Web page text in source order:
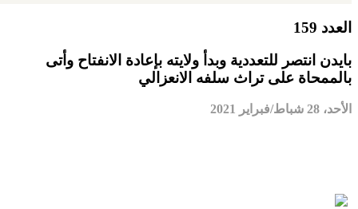
العدد 159
بايدن انتصر للتعددية وبدأ ولايته بإعادة الانفتاح وأتى
بالممحاة على تراث سلفه الانعزالي
الأحد، 28 شباط/فبراير 2021